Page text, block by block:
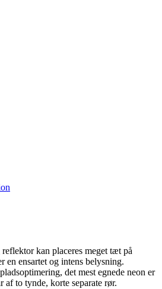
kan placeres meget tæt på
en ensartet og intens belysning.
det mest egnede neon er
af to tynde, korte separate rør.